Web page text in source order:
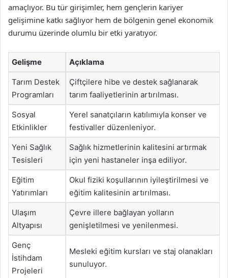
amaçlıyor. Bu tür girişimler, hem gençlerin kariyer
gelişimine katkı sağlıyor hem de bölgenin genel ekonomik
durumu üzerinde olumlu bir etki yaratıyor.
Gelişme Açıklama
Tarım Destek
Programları
Çiftçilere hibe ve destek sağlanarak
tarım faaliyetlerinin artırılması.
Sosyal
Etkinlikler
Yerel sanatçıların katılımıyla konser ve
festivaller düzenleniyor.
Yeni Sağlık
Tesisleri
Sağlık hizmetlerinin kalitesini artırmak
için yeni hastaneler inşa ediliyor.
Eğitim
Yatırımları
Okul fiziki koşullarının iyileştirilmesi ve
eğitim kalitesinin artırılması.
Ulaşım
Altyapısı
Çevre illere bağlayan yolların
genişletilmesi ve yenilenmesi.
Genç
İstihdam
Projeleri
Mesleki eğitim kursları ve staj olanakları
sunuluyor.